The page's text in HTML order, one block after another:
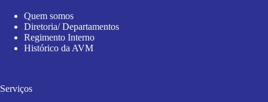
Quem somos
Diretoria/ Departamentos
Regimento Interno
Histórico da AVM
Serviços